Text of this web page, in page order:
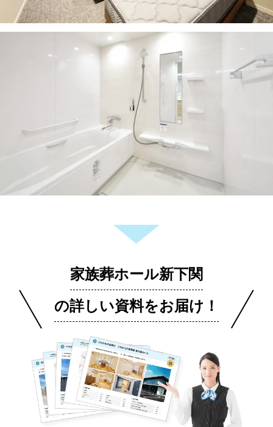
家族葬ホール新下関
の詳しい資料をお届け！